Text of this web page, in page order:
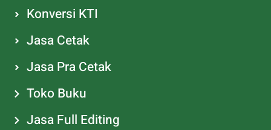
Konversi KTI
Jasa Cetak
Jasa Pra Cetak
Toko Buku
Jasa Full Editing